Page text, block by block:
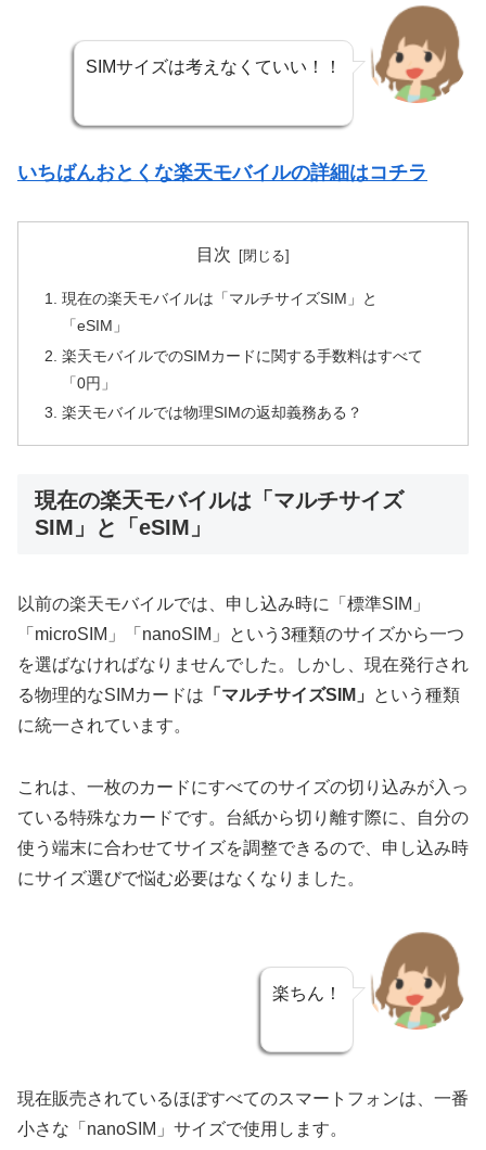
SIMサイズは考えなくていい！！
いちばんおとくな楽天モバイルの詳細はコチラ
目次
現在の楽天モバイルは「マルチサイズSIM」と
「eSIM」
楽天モバイルでのSIMカードに関する手数料はすべて
「0円」
楽天モバイルでは物理SIMの返却義務ある？
現在の楽天モバイルは「マルチサイズ
SIM」と「eSIM」
以前の楽天モバイルでは、申し込み時に「標準SIM」
「microSIM」「nanoSIM」という3種類のサイズから一つ
を選ばなければなりませんでした。しかし、現在発行され
る物理的なSIMカードは 「マルチサイズSIM」
という種類
に統一されています。
これは、一枚のカードにすべてのサイズの切り込みが入っ
ている特殊なカードです。台紙から切り離す際に、自分の
使う端末に合わせてサイズを調整できるので、申し込み時
にサイズ選びで悩む必要はなくなりました。
楽ちん！
現在販売されているほぼすべてのスマートフォンは、一番
小さな「nanoSIM」サイズで使用します。